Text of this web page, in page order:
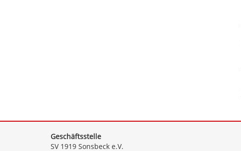
Geschäftsstelle
SV 1919 Sonsbeck e.V.